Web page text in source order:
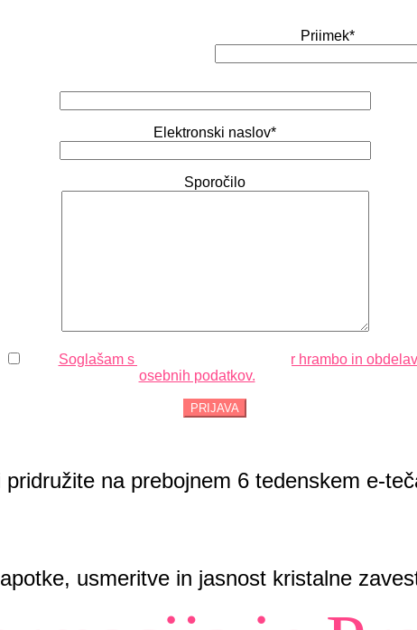
Priimek*
Elektronski naslov*
Sporočilo
Soglašam s prejemanjem obvestil ter hrambo in
osebnih podatkov.
na prebojnem 6 tedenskem e-
usmeritve in jasnost kristalne